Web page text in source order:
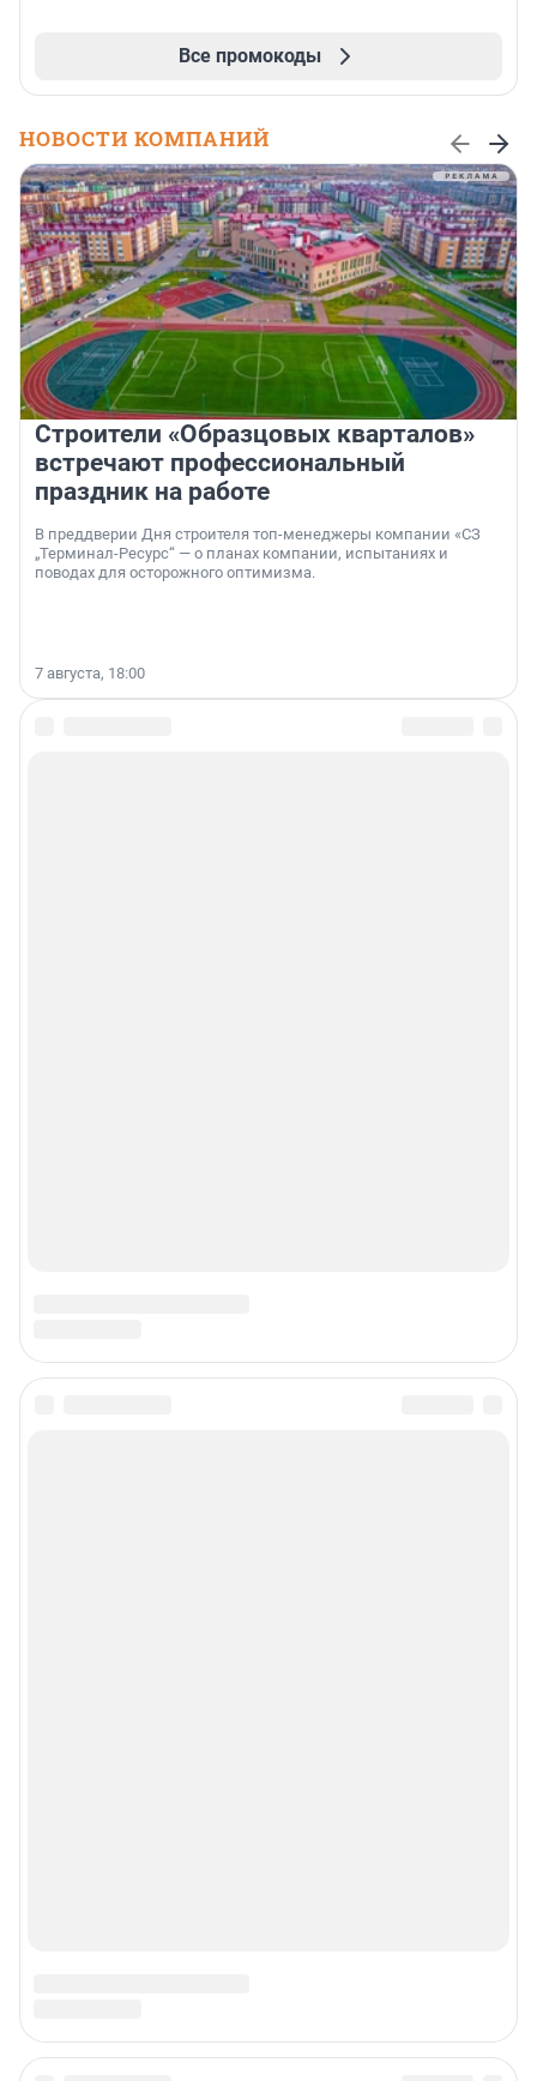
Все промокоды
НОВОСТИ КОМПАНИЙ
Строители «Образцовых кварталов»
встречают профессиональный
праздник на работе
В преддверии Дня строителя топ-менеджеры компании «СЗ
„Терминал-Ресурс“ — о планах компании, испытаниях и
поводах для осторожного оптимизма.
7 августа, 18:00